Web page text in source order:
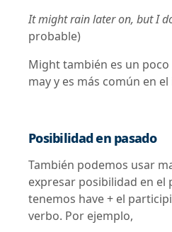
It might rain later on, but I
probable)
Might también es un
may y es más común en
Posibilidad en pasado
También podemos usar
expresar posibilidad en el
tenemos have + el
verbo. Por ejemplo,